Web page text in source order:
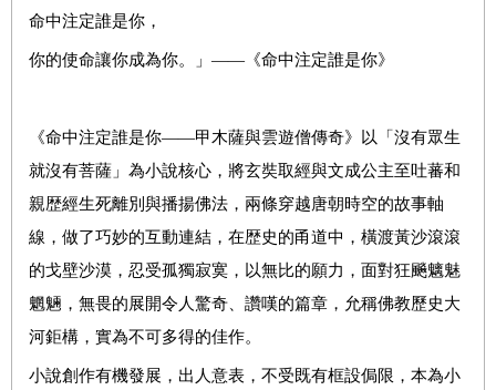
命中注定誰是你，
你的使命讓你成為你。」 ——《命中注定誰是你》
《命中注定誰是你——甲木薩與雲遊僧傳奇》以「沒有眾生
就沒有菩薩」為小說核心，將玄奘取經與文成公主至吐蕃和
親歴經生死離別與播揚佛法，兩條穿越唐朝時空的故事軸
線，做了巧妙的互動連結，在歴史的甬道中，橫渡黃沙滾滾
的戈壁沙漠，忍受孤獨寂寞，以無比的願力，面對狂飈魑魅
魍魎，無畏的展開令人驚奇、讚嘆的篇章，允稱佛教歷史大
河鉅構，實為不可多得的佳作。
小說創作有機發展，出人意表，不受既有框設侷限，本為小